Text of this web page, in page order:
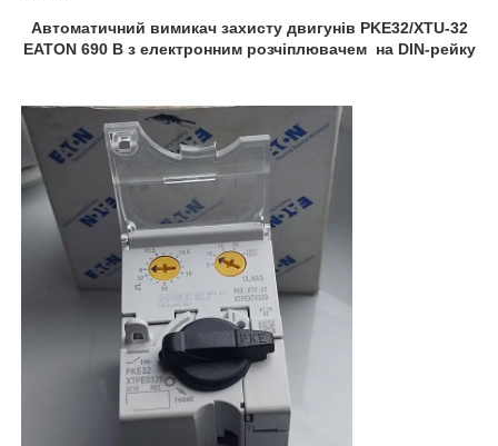
Автоматичний вимикач захисту двигунів PKE32/XTU-32
EATON 690 В з електронним розчіплювачем на DIN-рейку